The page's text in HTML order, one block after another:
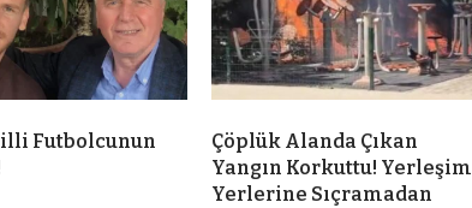
Futbolcunun
Çöplük Alanda Çıkan
Yangın Korkuttu! Yerleşim
Yerlerine Sıçramadan